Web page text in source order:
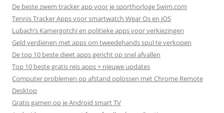
De beste zwem tracker app voor je sporthorloge Swim.com
Tennis Tracker Apps voor smartwatch Wear Os en iOS
Lubach’s Kamergotchi en politieke apps voor verkiezingen
Geld verdienen met apps om tweedehands spul te verkopen
De top 10 beste dieet apps gericht op snel afvallen
Top 10 beste gratis reis apps + nieuwe updates
Computer problemen op afstand oplossen met Chrome Remote
Desktop
Gratis gamen op je Android smart TV